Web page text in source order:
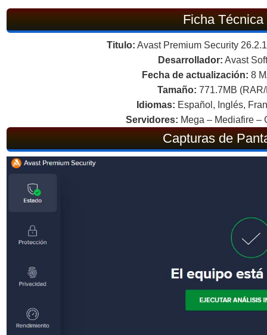
Ficha Técnica
Titulo: Avast Premium Security
Desarrollador: Avast
Fecha de actualización: 8
Tamaño: 771.7MB
Idiomas: Español, Inglés,
Servidores: Mega – Mediafire –
Capturas de